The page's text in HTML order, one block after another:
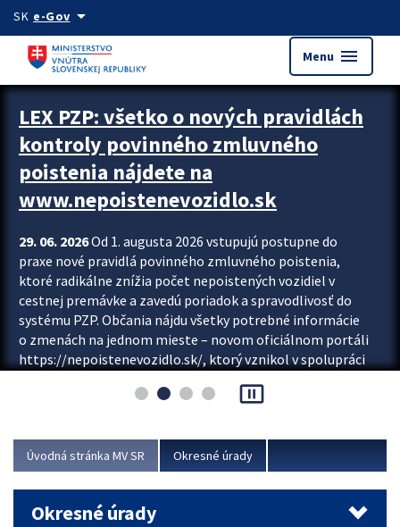
Preskocit na hlavný obsah
SK e-Govarrow_drop_down
Menu menu
Zastavit automatický posun upútavok
LEX PZP: všetko o nových pravidlách
kontroly povinného zmluvného
poistenia nájdete na
www.nepoistenevozidlo.sk
29. 06. 2026Od 1. augusta 2026 vstupujú postupne do
praxe nové pravidlá povinného zmluvného poistenia,
ktoré radikálne znížia počet nepoistených vozidiel v
cestnej premávke a zavedú poriadok a spravodlivosť do
systému PZP. Občania nájdu všetky potrebné informácie
o zmenách na jednom mieste – novom oficiálnom portáli
https://nepoistenevozidlo.sk/, ktorý vznikol v spolupráci
asociácie poisťovní (SLASPO) a Ministerstva vnútra SR.
Viac
pause_presentation
Úvodná stránka MV SR Okresné úrady
Okresné úrady